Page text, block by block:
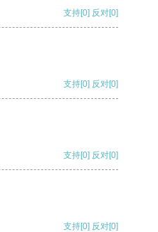
支持[0] 反对[0]
支持[0] 反对[0]
支持[0] 反对[0]
支持[0] 反对[0]